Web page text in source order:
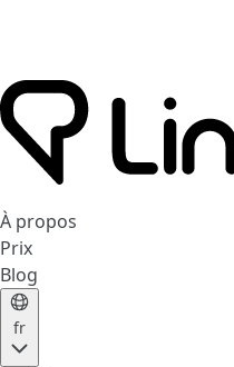
À propos
Prix
Blog
fr